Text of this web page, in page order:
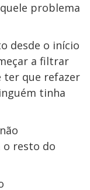
problema
desde o início
a filtrar
ter que refazer
tinha
o resto do